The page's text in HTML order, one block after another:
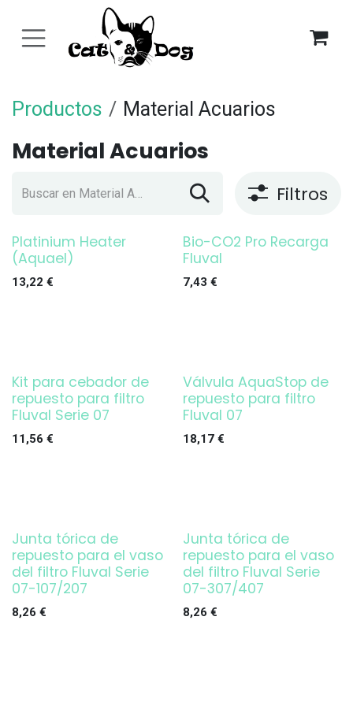
Productos Material Acuarios
Material Acuarios
Filtros
¡OFERTA!
Platinium Heater
(Aquael)
13,22 €
¡OFERTA!
Bio-CO2 Pro Recarga
Fluval
7,43 €
Kit para cebador de
repuesto para filtro
Fluval Serie 07
11,56 €
Válvula AquaStop de
repuesto para filtro
Fluval 07
18,17€
Junta tórica de
repuesto para el vaso
del filtro Fluval Serie
07-107/207
8,26 €
Junta tórica de
repuesto para el vaso
del filtro Fluval Serie
07-307/407
8,26 €